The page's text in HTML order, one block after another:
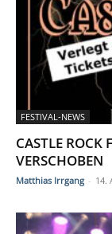
FESTIVAL-NEWS
CASTLE ROCK
VERSCHOBEN
Matthias Irrgang - 14.